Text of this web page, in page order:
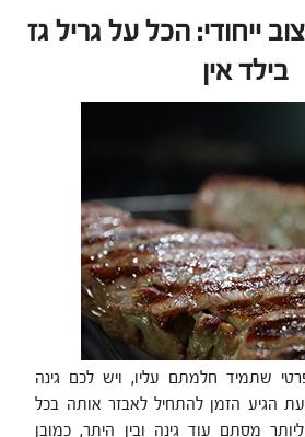
ייחודי: הכל על גריל גז
בילד אין
שתמיד חלמתם עליו, ויש לכם גינה
הגיע הזמן להתחיל לאבזר אותה בכל
מסתם עוד גינה ובין היתר, כמובן